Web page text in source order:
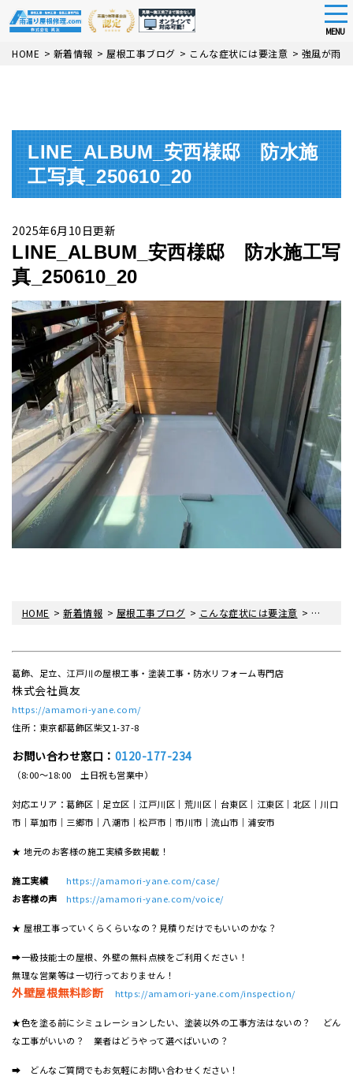
Skip
MENU
HOME > 新着情報 > 屋根工事ブログ > こんな症状には要注意 > 強風が雨
LINE_ALBUM_安西様邸 防水施
工写真_250610_20
2025年6月10日更新
LINE_ALBUM_安西様邸 防水施工写
真_250610_20
HOME >新着情報 > 屋根工事ブログ > こんな症状には要注意 > 強風が
葛飾、足立、江戸川の屋根工事・塗装工事・防水リフォーム専門店
株式会社眞友
https://amamori-yane.com/
住所：東京都葛飾区柴又1-37-8
お問い合わせ窓口： 0120-177-234
（8:00～18:00 土日祝も営業中）
対応エリア：葛飾区｜足立区｜江戸川区｜荒川区｜台東区｜江東区｜北区｜川口
市｜草加市｜三郷市｜八潮市｜松⼾市｜市川市｜流⼭市｜浦安市
★ 地元のお客様の施工実績多数掲載！
施工実績
https://amamori-yane.com/case/
お客様の声
https://amamori-yane.com/voice/
★ 屋根工事っていくらくらいなの？見積りだけでもいいのかな？
➡一級技能士の屋根、外壁の無料点検をご利用ください！
無理な営業等は一切行っておりません！
外壁屋根無料診断 https://amamori-yane.com/inspection/
★色を塗る前にシミュレーションしたい、塗装以外の工事方法はないの？ どん
な工事がいいの？ 業者はどうやって選べばいいの？
➡ どんなご質問でもお気軽にお問い合わせください！